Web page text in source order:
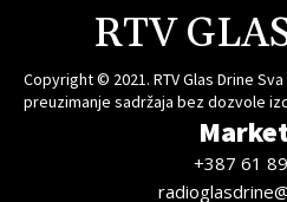
RTV
Copyright © 2021. RTV Glas Drine
preuzimanje sadržaja bez dozvole
+387 61